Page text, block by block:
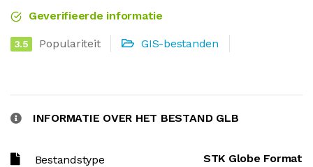
Geverifieerde informatie
3.5 Populariteit GIS-bestanden
INFORMATIE OVER HET BESTAND GLB
Bestandstype STK Globe Format